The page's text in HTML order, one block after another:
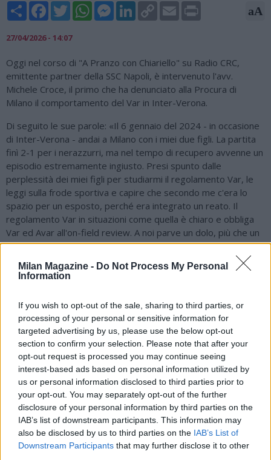
Milan Magazine - Do Not Process My Personal
Information
If you wish to opt-out of the sale, sharing to third parties, or
processing of your personal or sensitive information for
targeted advertising by us, please use the below opt-out
section to confirm your selection. Please note that after your
opt-out request is processed you may continue seeing
interest-based ads based on personal information utilized by
us or personal information disclosed to third parties prior to
your opt-out. You may separately opt-out of the further
disclosure of your personal information by third parties on the
IAB’s list of downstream participants. This information may
also be disclosed by us to third parties on the IAB’s List of
Downstream Participants that may further disclose it to other
Share FacebookTwitterWhatsAppMessengerLinkedInCopy
Link
Email aA
27/04/2026 - 14:07
Oggi nel corso di "A Pranzo con Chiariello" su Radio CRC,
emittente partner della SSC Napoli, è intervenuto l'avv.
Michele Croce, il primo che ha denunciato alla Procura di
Milano il comportamento del Var in Inter-Verona.
Di seguito le sue parole: «Il 6 gennaio del 2024 - in occasione
di Inter-Verona - andai a Milano con i miei due figli. La partita
finì 2-1 per i nerazzurri, ma nel tempo di recupero avvenne un
episodio estremamente ingiusto. Presi spunto dalle
perplessità dei miei figli per studiarmi il regolamento Var, le
leggi sulla frode sportiva e capire che secondo me c'era lo
spazio per un esposto, perché era integrato un reato. Il
regolamento Var in situazioni come quella è chiaro e obbliga
Var ed Avar all'on-field review. A noi parve un dolo, più che un
errore: come un'omissione d'atti d'ufficio. La legge 401 sulla
frode sportiva prevede due fattispecie criminose, ossia quella
corruttiva o quella che determina un diverso risultato
l'esposto e lo depositai telematicamente alla Procura di
Repubblica del Tribunale di Milano. Mi sono sentito con la
Guardia di Finanza, che poi ha collaborato con Ascione (il
pubblico ministero n.d.r.) e mi sono poi confrontato anche con
lui a Milano: era il luglio del 2025 e gli ho dato degli spunti. C'è
stata una manovra per favorire l'Inter? In quell'episodio il
risultato è chiaro. È stata una frode sportiva ed è stata
favorita una squadra. Chiaramente mi riferisco solo a quella
circostanza. C'è stata un'omissione di intervento - che da
regolamento doveva essere obbligatorio - che ha
compromesso il risultato finale della gara. In quel caso al Var
c'era Nasca e come Avar Vuolo. Io l'ho fatto per senso di